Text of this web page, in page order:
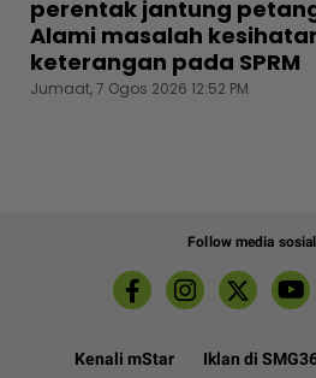
perentak jantung
Alami masalah
keterangan pada SPRM
Jumaat, 7 Ogos 2026 12:52 PM
Follow media
Kenali mStar Iklan di